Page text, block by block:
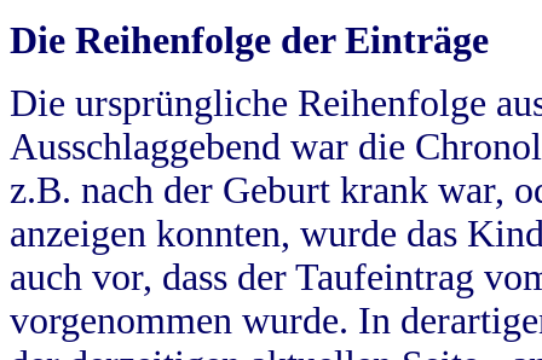
Die Reihenfolge der Einträge
Die ursprüngliche Reihenfolge
Ausschlaggebend war die
z.B. nach der Geburt krank war,
anzeigen konnten, wurde das
auch vor, dass der Taufeintrag
vorgenommen wurde. In